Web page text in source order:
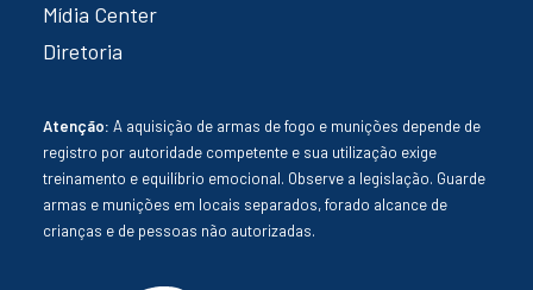
Mídia Center
Diretoria
Atenção: A aquisição de armas de fogo e munições depende de
registro por autoridade competente e sua utilização exige
treinamento e equilíbrio emocional. Observe a legislação. Guarde
armas e munições em locais separados, forado alcance de
crianças e de pessoas não autorizadas.